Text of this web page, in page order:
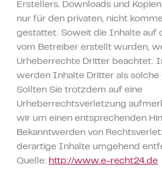
Erstellers. Downloads und
nur für den privaten, nicht
gestattet. Soweit die Inhalte auf
vom Betreiber erstellt wurden,
Urheberrechte Dritter beachtet.
werden Inhalte Dritter als solche
Sollten Sie trotzdem auf eine
Urheberrechtsverletzung
wir um einen entsprechenden
Bekanntwerden von
derartige Inhalte umgehend
Quelle: http://www.e-recht24.de